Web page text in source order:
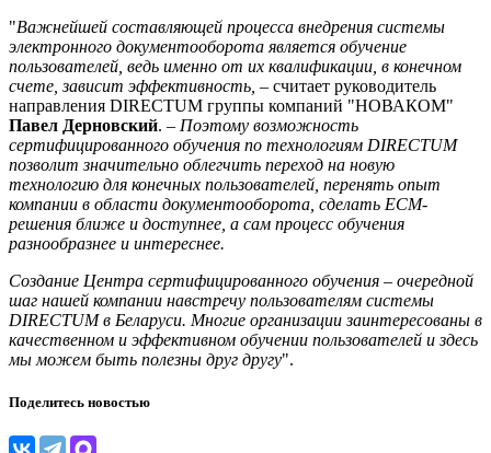
"Важнейшей составляющей процесса внедрения системы
электронного документооборота является обучение
пользователей, ведь именно от их квалификации, в конечном
счете, зависит эффективность, – считает руководитель
направления DIRECTUM группы компаний "НОВАКОМ"
Павел Дерновский. – Поэтому возможность
сертифицированного обучения по технологиям DIRECTUM
позволит значительно облегчить переход на новую
технологию для конечных пользователей, перенять опыт
компании в области документооборота, сделать ECM-
решения ближе и доступнее, а сам процесс обучения
разнообразнее и интереснее.
Создание Центра сертифицированного обучения – очередной
шаг нашей компании навстречу пользователям системы
DIRECTUM в Беларуси. Многие организации заинтересованы в
качественном и эффективном обучении пользователей и здесь
мы можем быть полезны друг другу".
Поделитесь новостью